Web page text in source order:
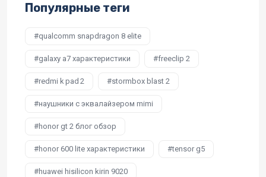
Популярные теги
qualcomm snapdragon 8 elite
galaxy a7 характеристики freeclip 2
redmi k pad 2 stormbox blast 2
наушники с эквалайзером mimi
honor gt 2 блог обзор
honor 600 lite характеристики tensor g5
huawei hisilicon kirin 9020